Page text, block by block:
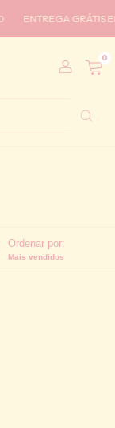
ENTREGA GRÁTIS
0
Ordenar por:
Mais vendidos